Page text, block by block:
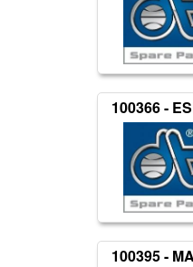
100366 -
100395 -